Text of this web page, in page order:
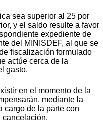
sea superior al 25 por
y el saldo resulte a favor
expediente de
del MINISDEF, al que se
fiscalización formulado
actúe cerca de la
gasto.
en el momento de la
mediante la
cargo de la parte con
cancelación.